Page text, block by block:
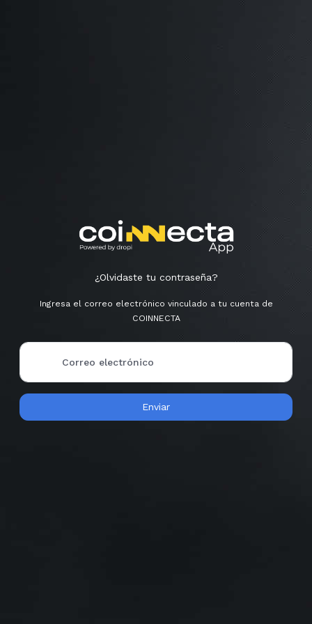
¿Olvidaste tu contraseña?
Ingresa el correo electrónico vinculado a tu cuenta de
COINNECTA
Correo electrónico
Enviar